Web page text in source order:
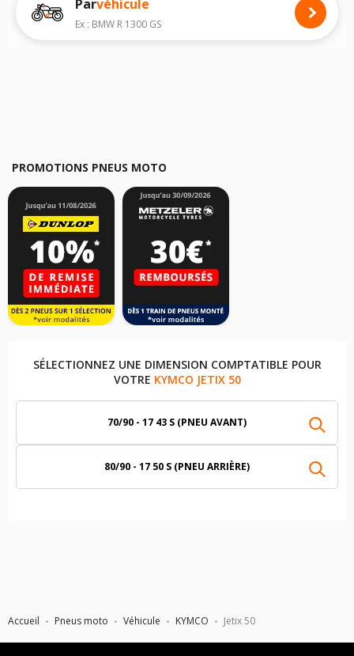
Accueil Pneus moto Véhicule KYMCO Jetix 50
Nous recommandons de toujours monter des pneus moto avec les
dimensions homologuées par le constructeur.
Pour cela, veuillez sélectionner le modèle de votre motoKYMCO Jetix 50
Parvéhicule
Ex : BMW R 1300 GS
PROMOTIONS PNEUS MOTO
SÉLECTIONNEZ UNE DIMENSION COMPTATIBLE POUR
VOTRE KYMCO JETIX 50
70/90 - 17 43 S (PNEU AVANT)
80/90 - 17 50 S (PNEU ARRIÈRE)